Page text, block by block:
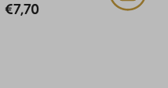
€17,48